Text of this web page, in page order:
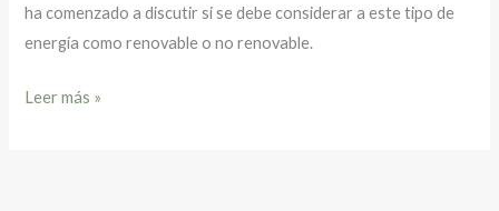
ha comenzado a discutir si se debe considerar a este tipo de
energía como renovable o no renovable.
Leer más »